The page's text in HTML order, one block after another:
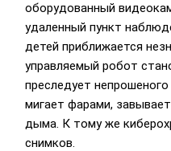
оборудованный
удаленный пункт
детей приближается
управляемый робот
преследует
мигает фарами,
дыма. К тому же
снимков.